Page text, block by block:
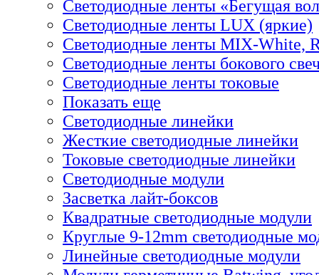
Светодиодные ленты «Бегущая
Светодиодные ленты LUX (яркие)
Светодиодные ленты MIX-White,
Светодиодные ленты бокового
Светодиодные ленты токовые
Показать еще
Светодиодные линейки
Жесткие светодиодные линейки
Токовые светодиодные линейки
Светодиодные модули
Засветка лайт-боксов
Квадратные светодиодные модули
Круглые 9-12mm светодиодные
Линейные светодиодные модули